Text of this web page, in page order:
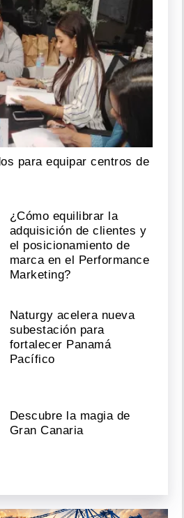
para equipar centros de
¿Cómo equilibrar la
adquisición de clientes y
el posicionamiento de
marca en el Performance
Marketing?
Naturgy acelera nueva
subestación para
fortalecer Panamá
Pacífico
Descubre la magia de
Gran Canaria